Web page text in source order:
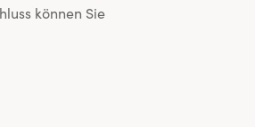
können Sie